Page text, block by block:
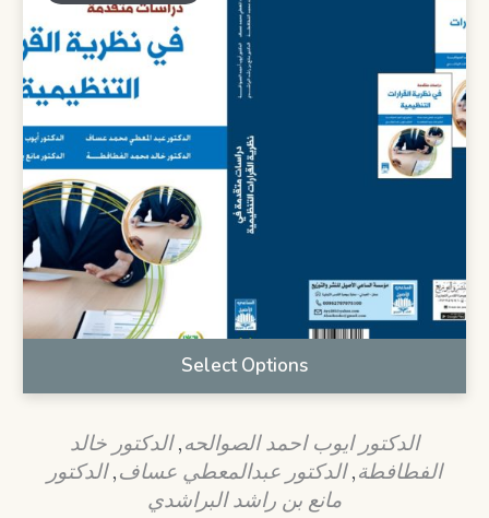
Select Options
الدكتور ايوب احمد الصوالحه,الدكتور خالد
الفطافطة,الدكتور عبدالمعطي عساف,الدكتور
مانع بن راشد البراشدي